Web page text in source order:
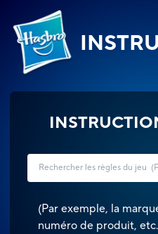
(Par exemple, la
numéro de produit, etc.